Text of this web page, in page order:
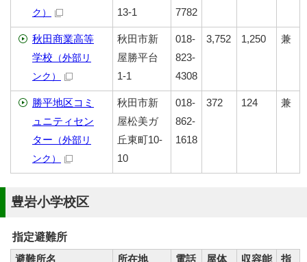
ク）
13-1
7782
秋田商業高等
学校 （外部リ
ンク）
秋田市新
屋勝平台
1-1
018-
823-
4308
3,752 1,250 兼
勝平地区コミ
ュニティセン
ター （外部リ
ンク）
秋田市新
屋松美ガ
丘東町10-
10
018-
862-
1618
372 124 兼
豊岩小学校区
指定避難所
避難所名
所在地 電話 屋体 収容能 指